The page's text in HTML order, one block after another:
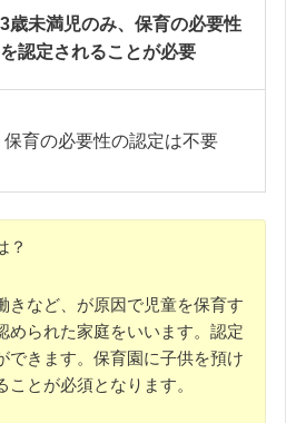
3歳未満児のみ、保育の必要性
を認定されることが必要
保育の必要性の認定は不要
？
きなど、が原因で児童を保育す
められた家庭をいいます。認定
できます。保育園に子供を預け
とが必須となります。